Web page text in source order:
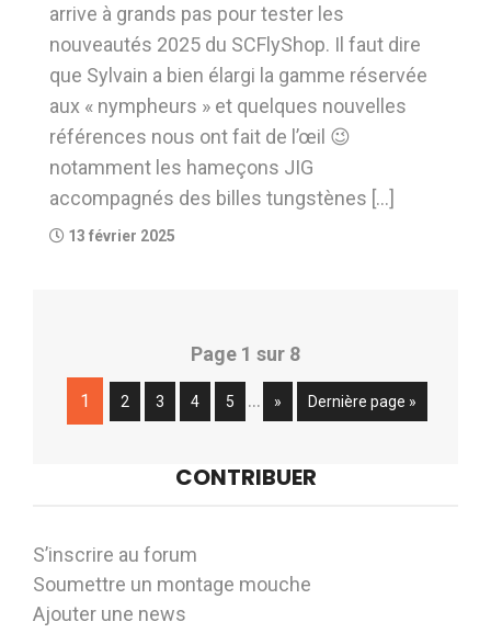
arrive à grands pas pour tester les
nouveautés 2025 du SCFlyShop. Il faut dire
que Sylvain a bien élargi la gamme réservée
aux « nympheurs » et quelques nouvelles
références nous ont fait de l’œil 😉
notamment les hameçons JIG
accompagnés des billes tungstènes […]
13 février 2025
Page 1 sur 8
1 2 3 4 5 … » Dernière page »
CONTRIBUER
S’inscrire au forum
Soumettre un montage mouche
Ajouter une news